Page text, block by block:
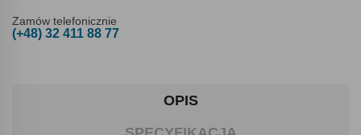
Zamów telefonicznie
(+48) 32 411 88 77
OPIS